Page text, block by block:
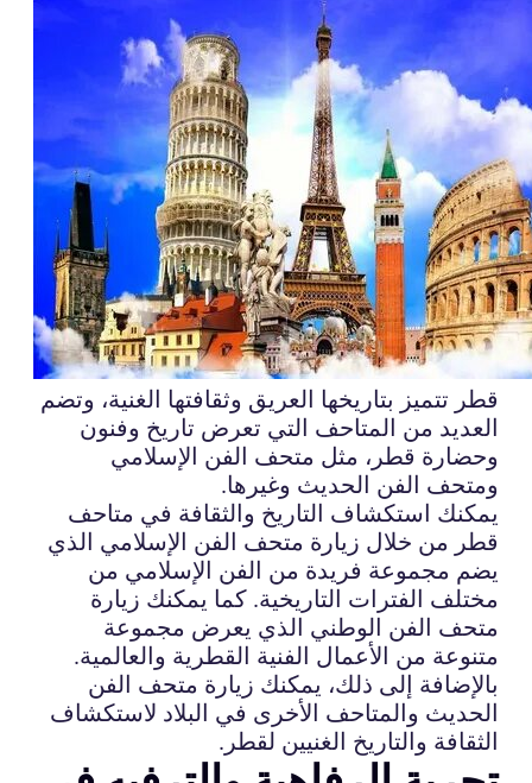
قطر تتميز بتاريخها العريق وثقافتها الغنية، وتضم
العديد من المتاحف التي تعرض تاريخ وفنون
وحضارة قطر، مثل متحف الفن الإسلامي
ومتحف الفن الحديث وغيرها.
يمكنك استكشاف التاريخ والثقافة في متاحف
قطر من خلال زيارة متحف الفن الإسلامي الذي
يضم مجموعة فريدة من الفن الإسلامي من
مختلف الفترات التاريخية. كما يمكنك زيارة
متحف الفن الوطني الذي يعرض مجموعة
متنوعة من الأعمال الفنية القطرية والعالمية.
بالإضافة إلى ذلك، يمكنك زيارة متحف الفن
الحديث والمتاحف الأخرى في البلاد لاستكشاف
الثقافة والتاريخ الغنيين لقطر.